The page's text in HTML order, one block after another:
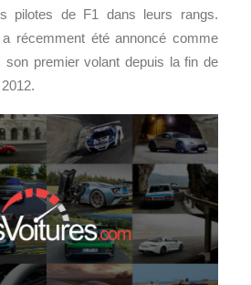
pilotes de F1 dans leurs rangs.
a récemment été annoncé comme
son premier volant depuis la fin de